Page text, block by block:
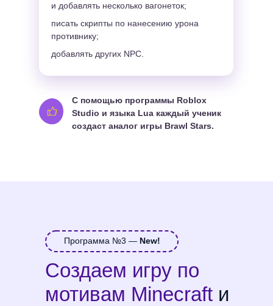
С помощью программы Roblox
Studio и языка Lua каждый ученик
создаст аналог игры Brawl Stars.
и добавлять несколько вагонеток;
писать скрипты по нанесению урона
противнику;
добавлять других NPC.
Программа №3 — New!
Создаем игру по
мотивам Minecraft и
учимся 3D-
моделированию с
помощью Scratch и
Создаем игру по
мотивам Minecraft и